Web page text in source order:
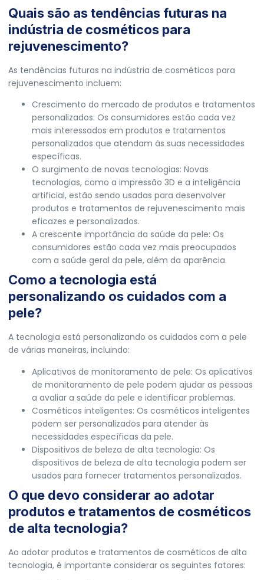
Quais são as tendências futuras na
indústria de cosméticos para
rejuvenescimento?
As tendências futuras na indústria de cosméticos para
rejuvenescimento incluem:
Crescimento do mercado de produtos e tratamentos
personalizados: Os consumidores estão cada vez
mais interessados em produtos e tratamentos
personalizados que atendam às suas necessidades
específicas.
O surgimento de novas tecnologias: Novas
tecnologias, como a impressão 3D e a inteligência
artificial, estão sendo usadas para desenvolver
produtos e tratamentos de rejuvenescimento mais
eficazes e personalizados.
A crescente importância da saúde da pele: Os
consumidores estão cada vez mais preocupados
com a saúde geral da pele, além da aparência.
Como a tecnologia está
personalizando os cuidados com a
pele?
A tecnologia está personalizando os cuidados com a pele
de várias maneiras, incluindo:
Aplicativos de monitoramento de pele: Os aplicativos
de monitoramento de pele podem ajudar as pessoas
a avaliar a saúde da pele e identificar problemas.
Cosméticos inteligentes: Os cosméticos inteligentes
podem ser personalizados para atender às
necessidades específicas da pele.
Dispositivos de beleza de alta tecnologia: Os
dispositivos de beleza de alta tecnologia podem ser
usados para fornecer tratamentos personalizados.
O que devo considerar ao adotar
produtos e tratamentos de cosméticos
de alta tecnologia?
Ao adotar produtos e tratamentos de cosméticos de alta
tecnologia, é importante considerar os seguintes fatores: